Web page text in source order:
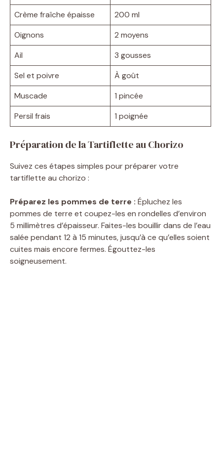
Crème fraîche épaisse
200 ml
Oignons
2 moyens
Ail
3 gousses
Sel et poivre
À goût
Muscade
1 pincée
Persil frais
1 poignée
Préparation de la Tartiflette au Chorizo
Suivez ces étapes simples pour préparer votre
tartiflette au chorizo :
Préparez les pommes de terre : Épluchez les
pommes de terre et coupez-les en rondelles d’environ
5 millimètres d’épaisseur. Faites-les bouillir dans de l’eau
salée pendant 12 à 15 minutes, jusqu’à ce qu’elles soient
cuites mais encore fermes. Égouttez-les
soigneusement.